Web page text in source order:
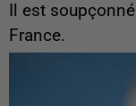
Il est
France.